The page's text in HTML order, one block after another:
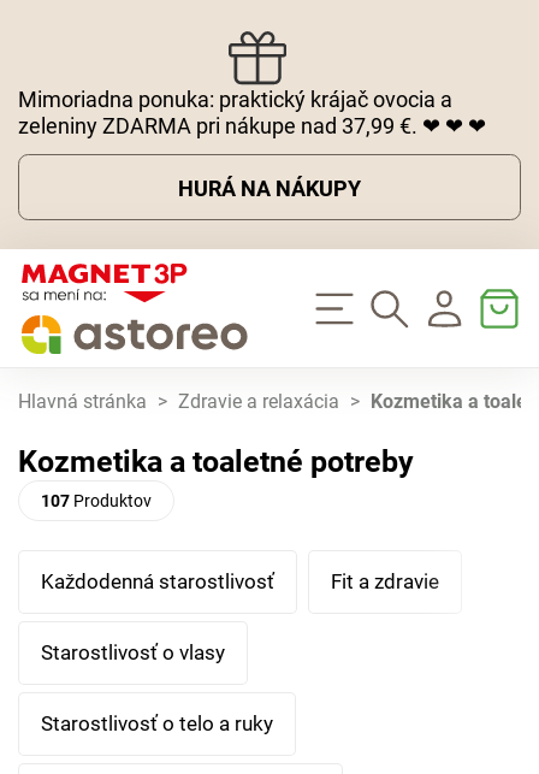
Mimoriadna ponuka: praktický krájač ovocia a
zeleniny ZDARMA pri nákupe nad 37,99 €. ❤ ❤ ❤
HURÁ NA NÁKUPY
Hlavná stránka > Zdravie a relaxácia > Kozmetika a
Kozmetika a toaletné potreby
107Produktov
Každodenná starostlivosť Fit a zdravie
Starostlivosť o vlasy
Starostlivosť o telo a ruky